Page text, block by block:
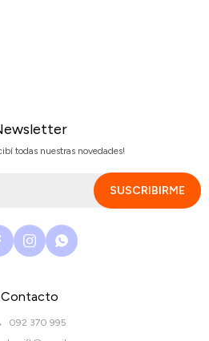
Contacto
092 370 995
todas nuestras novedades!
SUSCRIBIRME
 